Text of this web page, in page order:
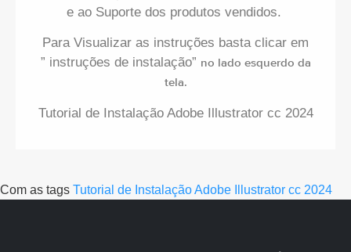
e ao Suporte dos produtos vendidos.
Para Visualizar as instruções basta clicar em
” instruções de instalação” no lado esquerdo da
tela.
Tutorial de Instalação Adobe Illustrator cc 2024
Com as tags Tutorial de Instalação Adobe Illustrator cc 2024